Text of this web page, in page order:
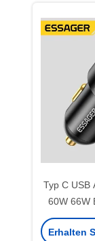
Typ C USB
60W 66W
F699
Erhalten